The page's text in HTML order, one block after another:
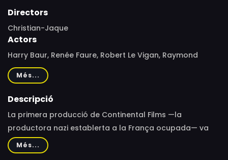
Directors
Christian-Jaque
Actors
Harry Baur, Renée Faure, Robert Le Vigan, Raymond
Rouleau, Michel François, Bernard Daydé, Marie-Hélène
Dasté, Jean Brochard, Marcel Pérès, Fernand Ledoux,
Héléna Manson, Jean Parédès, Sinoël, Anthony Gildès,
Jean-Marie Boyer, Bernard Gorce, Bernard Blier, Danielle
Clariond Tappou
Més...
Descripció
La primera producció de Continental Films —la
productora nazi establerta a la França ocupada— va
ser aquesta adaptació de la novel·la homònima de
Pierre Véry sobre un vell fabricant de globus terraqüis
Més...